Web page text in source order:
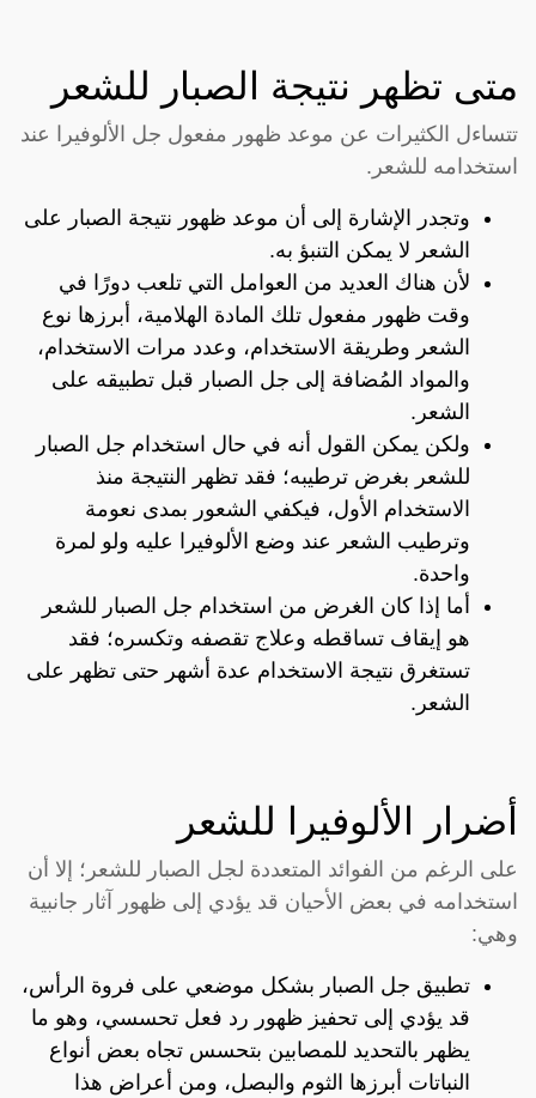
متى تظهر نتيجة الصبار للشعر
تتساءل الكثيرات عن موعد ظهور مفعول جل الألوفيرا عند
استخدامه للشعر.
وتجدر الإشارة إلى أن موعد ظهور نتيجة الصبار على
الشعر لا يمكن التنبؤ به.
لأن هناك العديد من العوامل التي تلعب دورًا في
وقت ظهور مفعول تلك المادة الهلامية، أبرزها نوع
الشعر وطريقة الاستخدام، وعدد مرات الاستخدام،
والمواد المُضافة إلى جل الصبار قبل تطبيقه على
الشعر.
ولكن يمكن القول أنه في حال استخدام جل الصبار
للشعر بغرض ترطيبه؛ فقد تظهر النتيجة منذ
الاستخدام الأول، فيكفي الشعور بمدى نعومة
وترطيب الشعر عند وضع الألوفيرا عليه ولو لمرة
واحدة.
أما إذا كان الغرض من استخدام جل الصبار للشعر
هو إيقاف تساقطه وعلاج تقصفه وتكسره؛ فقد
تستغرق نتيجة الاستخدام عدة أشهر حتى تظهر على
الشعر.
أضرار الألوفيرا للشعر
على الرغم من الفوائد المتعددة لجل الصبار للشعر؛ إلا أن
استخدامه في بعض الأحيان قد يؤدي إلى ظهور آثار جانبية
وهي:
تطبيق جل الصبار بشكل موضعي على فروة الرأس،
قد يؤدي إلى تحفيز ظهور رد فعل تحسسي، وهو ما
يظهر بالتحديد للمصابين بتحسس تجاه بعض أنواع
النباتات أبرزها الثوم والبصل، ومن أعراض هذا